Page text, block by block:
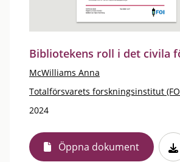
Bibliotekens roll i det civila
McWilliams Anna
Totalförsvarets forskningsinstitut
2024
Öppna dokument